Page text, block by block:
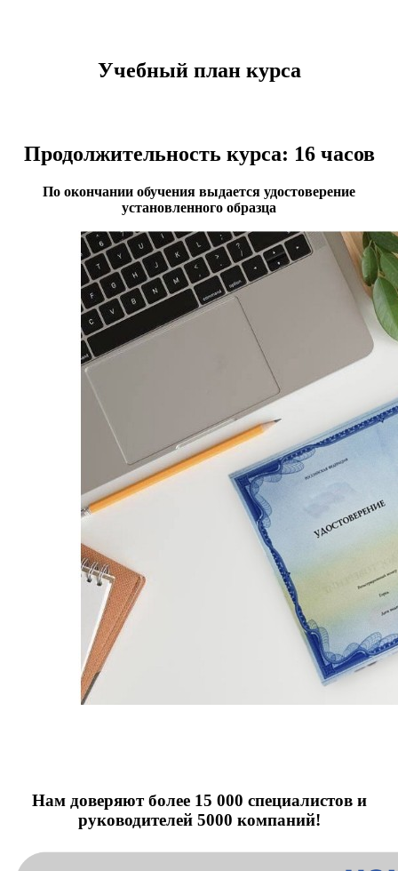
Учебный план курса
Продолжительность курса: 16 часов
​По окончании обучения выдается удостоверение
установленного образца
Нам доверяют более 15 000 специалистов и
руководителей 5000 компаний!